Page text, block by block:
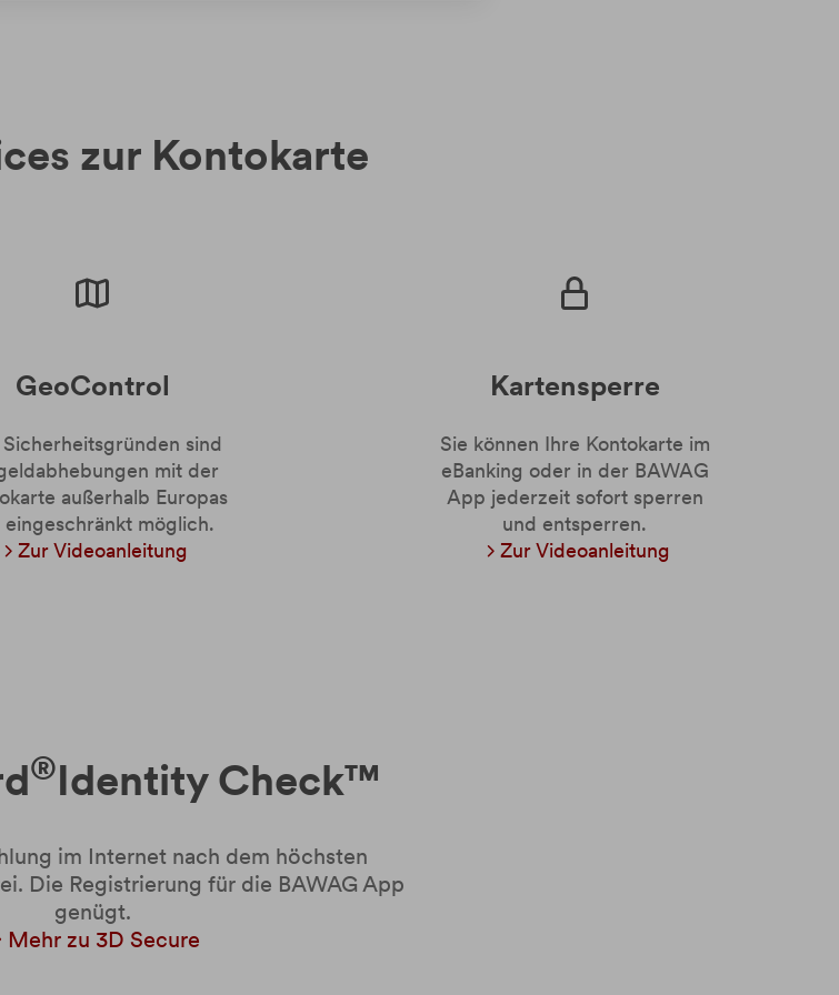
zur Kontokarte
GeoControl
Sicherheitsgründen sind
mit der
außerhalb Europas
eingeschränkt möglich.
Zur Videoanleitung
Kartensperre
Sie können Ihre Kontokarte im
eBanking oder in der BAWAG
App jederzeit sofort sperren
und entsperren.
Zur Videoanleitung
®Identity Check™
im Internet nach dem höchsten
Die Registrierung für die BAWAG App
genügt.
Mehr zu 3D Secure